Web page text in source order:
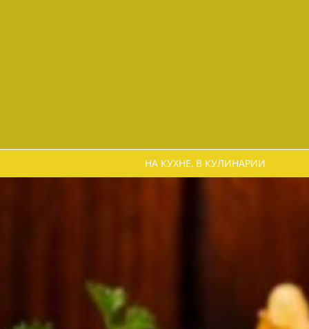
НА КУХНЕ, В КУЛИНАРИИ